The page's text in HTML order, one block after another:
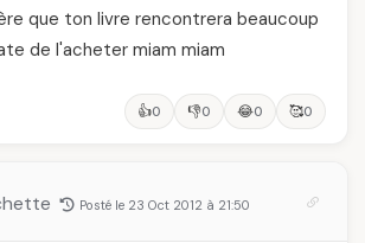
que ton livre rencontrera beaucoup
de l'acheter miam miam
👍0 👎0 😂0 🥰0
Posté le 23 Oct 2012 à 21:50